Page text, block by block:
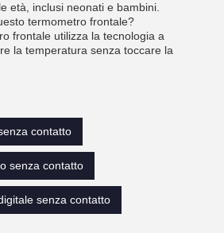
età, inclusi neonati e bambini.
termometro frontale?
frontale utilizza la tecnologia a
la temperatura senza toccare la
contatto
senza contatto
senza contatto